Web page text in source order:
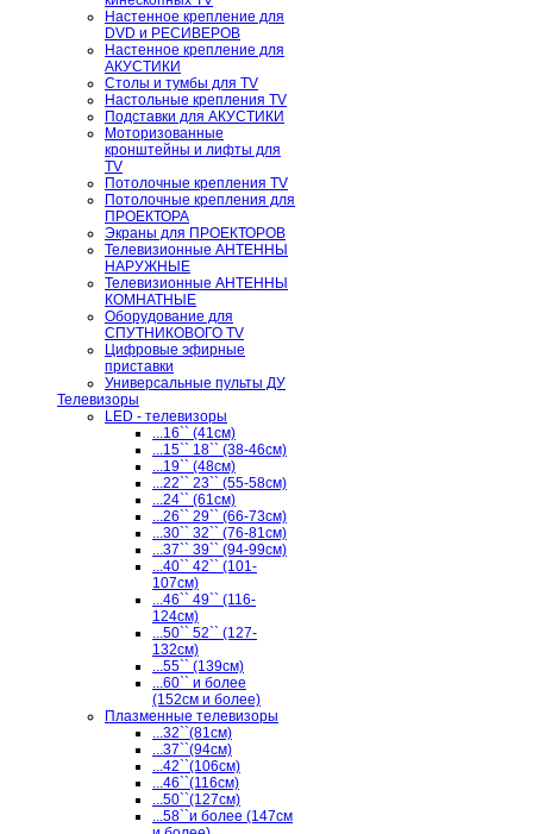
Настенное крепление для
DVD и РЕСИВЕРОВ
Настенное крепление для
АКУСТИКИ
Столы и тумбы для TV
Настольные крепления TV
Подставки для АКУСТИКИ
Моторизованные
кронштейны и лифты для
TV
Потолочные крепления TV
Потолочные крепления для
ПРОЕКТОРА
Экраны для ПРОЕКТОРОВ
Телевизионные АНТЕННЫ
НАРУЖНЫЕ
Телевизионные АНТЕННЫ
КОМНАТНЫЕ
Оборудование для
СПУТНИКОВОГО TV
Цифровые эфирные
приставки
Универсальные пульты ДУ
Телевизоры
LED - телевизоры
...16`` (41см)
...15`` 18`` (38-46см)
...19`` (48см)
...22`` 23`` (55-58см)
...24`` (61см)
...26`` 29`` (66-73см)
...30`` 32`` (76-81см)
...37`` 39`` (94-99см)
...40`` 42`` (101-
107см)
...46`` 49`` (116-
124см)
...50`` 52`` (127-
132см)
...55`` (139см)
...60`` и более
(152см и более)
Плазменные телевизоры
...32``(81см)
...37``(94см)
...42``(106см)
...46``(116см)
...50``(127см)
...58``и более (147см